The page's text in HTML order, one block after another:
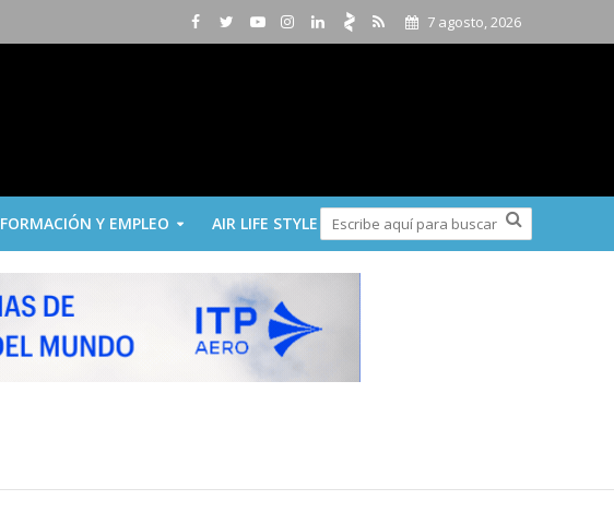
7 agosto, 2026
FORMACIÓN Y EMPLEO AIR LIFE STYLE